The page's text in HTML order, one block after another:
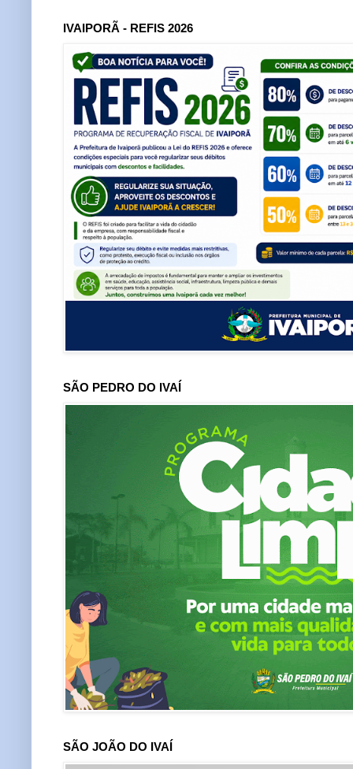
IVAIPORÃ - REFIS 2026
SÃO PEDRO DO IVAÍ
SÃO JOÃO DO IVAÍ